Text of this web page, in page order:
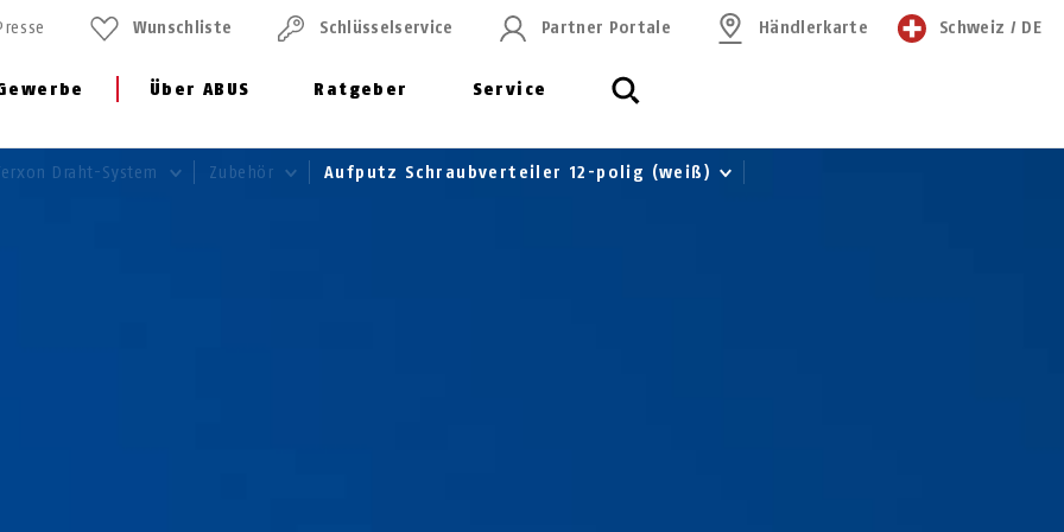
Über ABUS Ratgeber Service
Wunschliste Schlüssel­service Partner Portale Händlerkarte Schweiz / DE
Draht-System Zubehör Aufputz Schraubverteiler 12-polig (weiß)